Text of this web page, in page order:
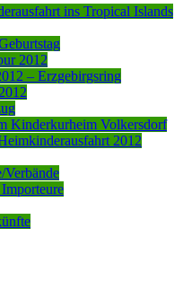
ins Tropical Islands
2012
– Erzgebirgsring
Kinderkurheim Volkersdorf
2012
Verbände